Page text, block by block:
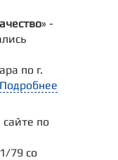
» -
по г.
Подробнее
по
79 со